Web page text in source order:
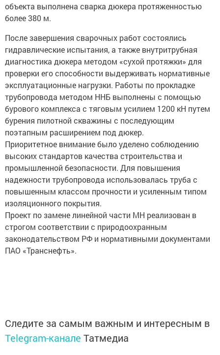
объекта выполнена сварка дюкера протяженностью
более 380 м.
После завершения сварочных работ состоялись
гидравлические испытания, а также внутритрубная
диагностика дюкера методом «сухой протяжки» для
проверки его способности выдерживать нормативные
эксплуатационные нагрузки. Работы по прокладке
трубопровода методом ННБ выполнены с помощью
бурового комплекса с тяговым усилием 1200 кН путем
бурения пилотной скважины с последующим
поэтапным расширением под дюкер.
Приоритетное внимание было уделено соблюдению
высоких стандартов качества строительства и
промышленной безопасности. Для повышения
надежности трубопровода использовалась труба с
повышенным классом прочности и усиленным типом
изоляционного покрытия.
Проект по замене линейной части МН реализован в
строгом соответствии с природоохранным
законодательством РФ и нормативными документами
ПАО «Транснефть».
Следите за самым важным и интересным в
Telegram-канале Татмедиа